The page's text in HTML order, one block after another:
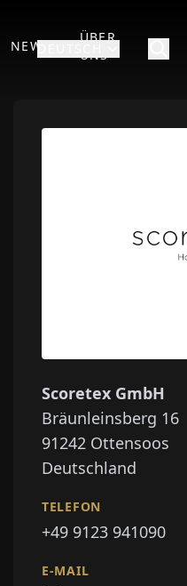
NEWS
ÜBER
UNS
Scoretex GmbH
Bräunleinsberg 16
91242 Ottensoos
Deutschland
TELEFON
+49 9123 941090
E-MAIL